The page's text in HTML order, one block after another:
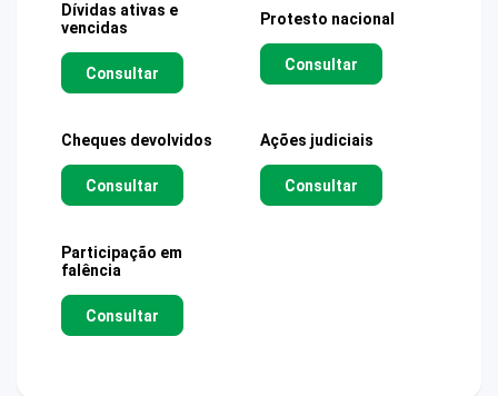
Dívidas ativas e
vencidas
Consultar
Protesto nacional
Consultar
Cheques devolvidos
Consultar
Ações judiciais
Consultar
Participação em
falência
Consultar